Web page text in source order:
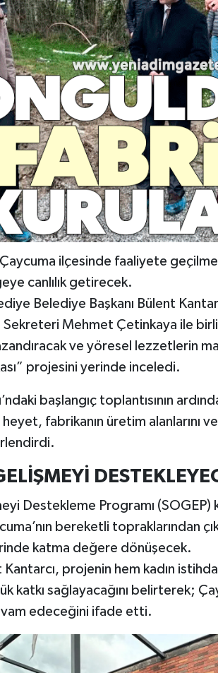
ilçesinde faaliyete
canlılık getirecek.
Belediye Başkanı Bülent
Sekreteri Mehmet Çetinkaya ile
ve yöresel lezzetlerin
projesini yerinde inceledi.
başlangıç toplantısının
fabrikanın üretim alanlarını
Destekleme Programı
bereketli topraklarından
katma değere dönüşecek.
Kantarcı, projenin hem kadın
katkı sağlayacağını belirterek;
edeceğini ifade etti.